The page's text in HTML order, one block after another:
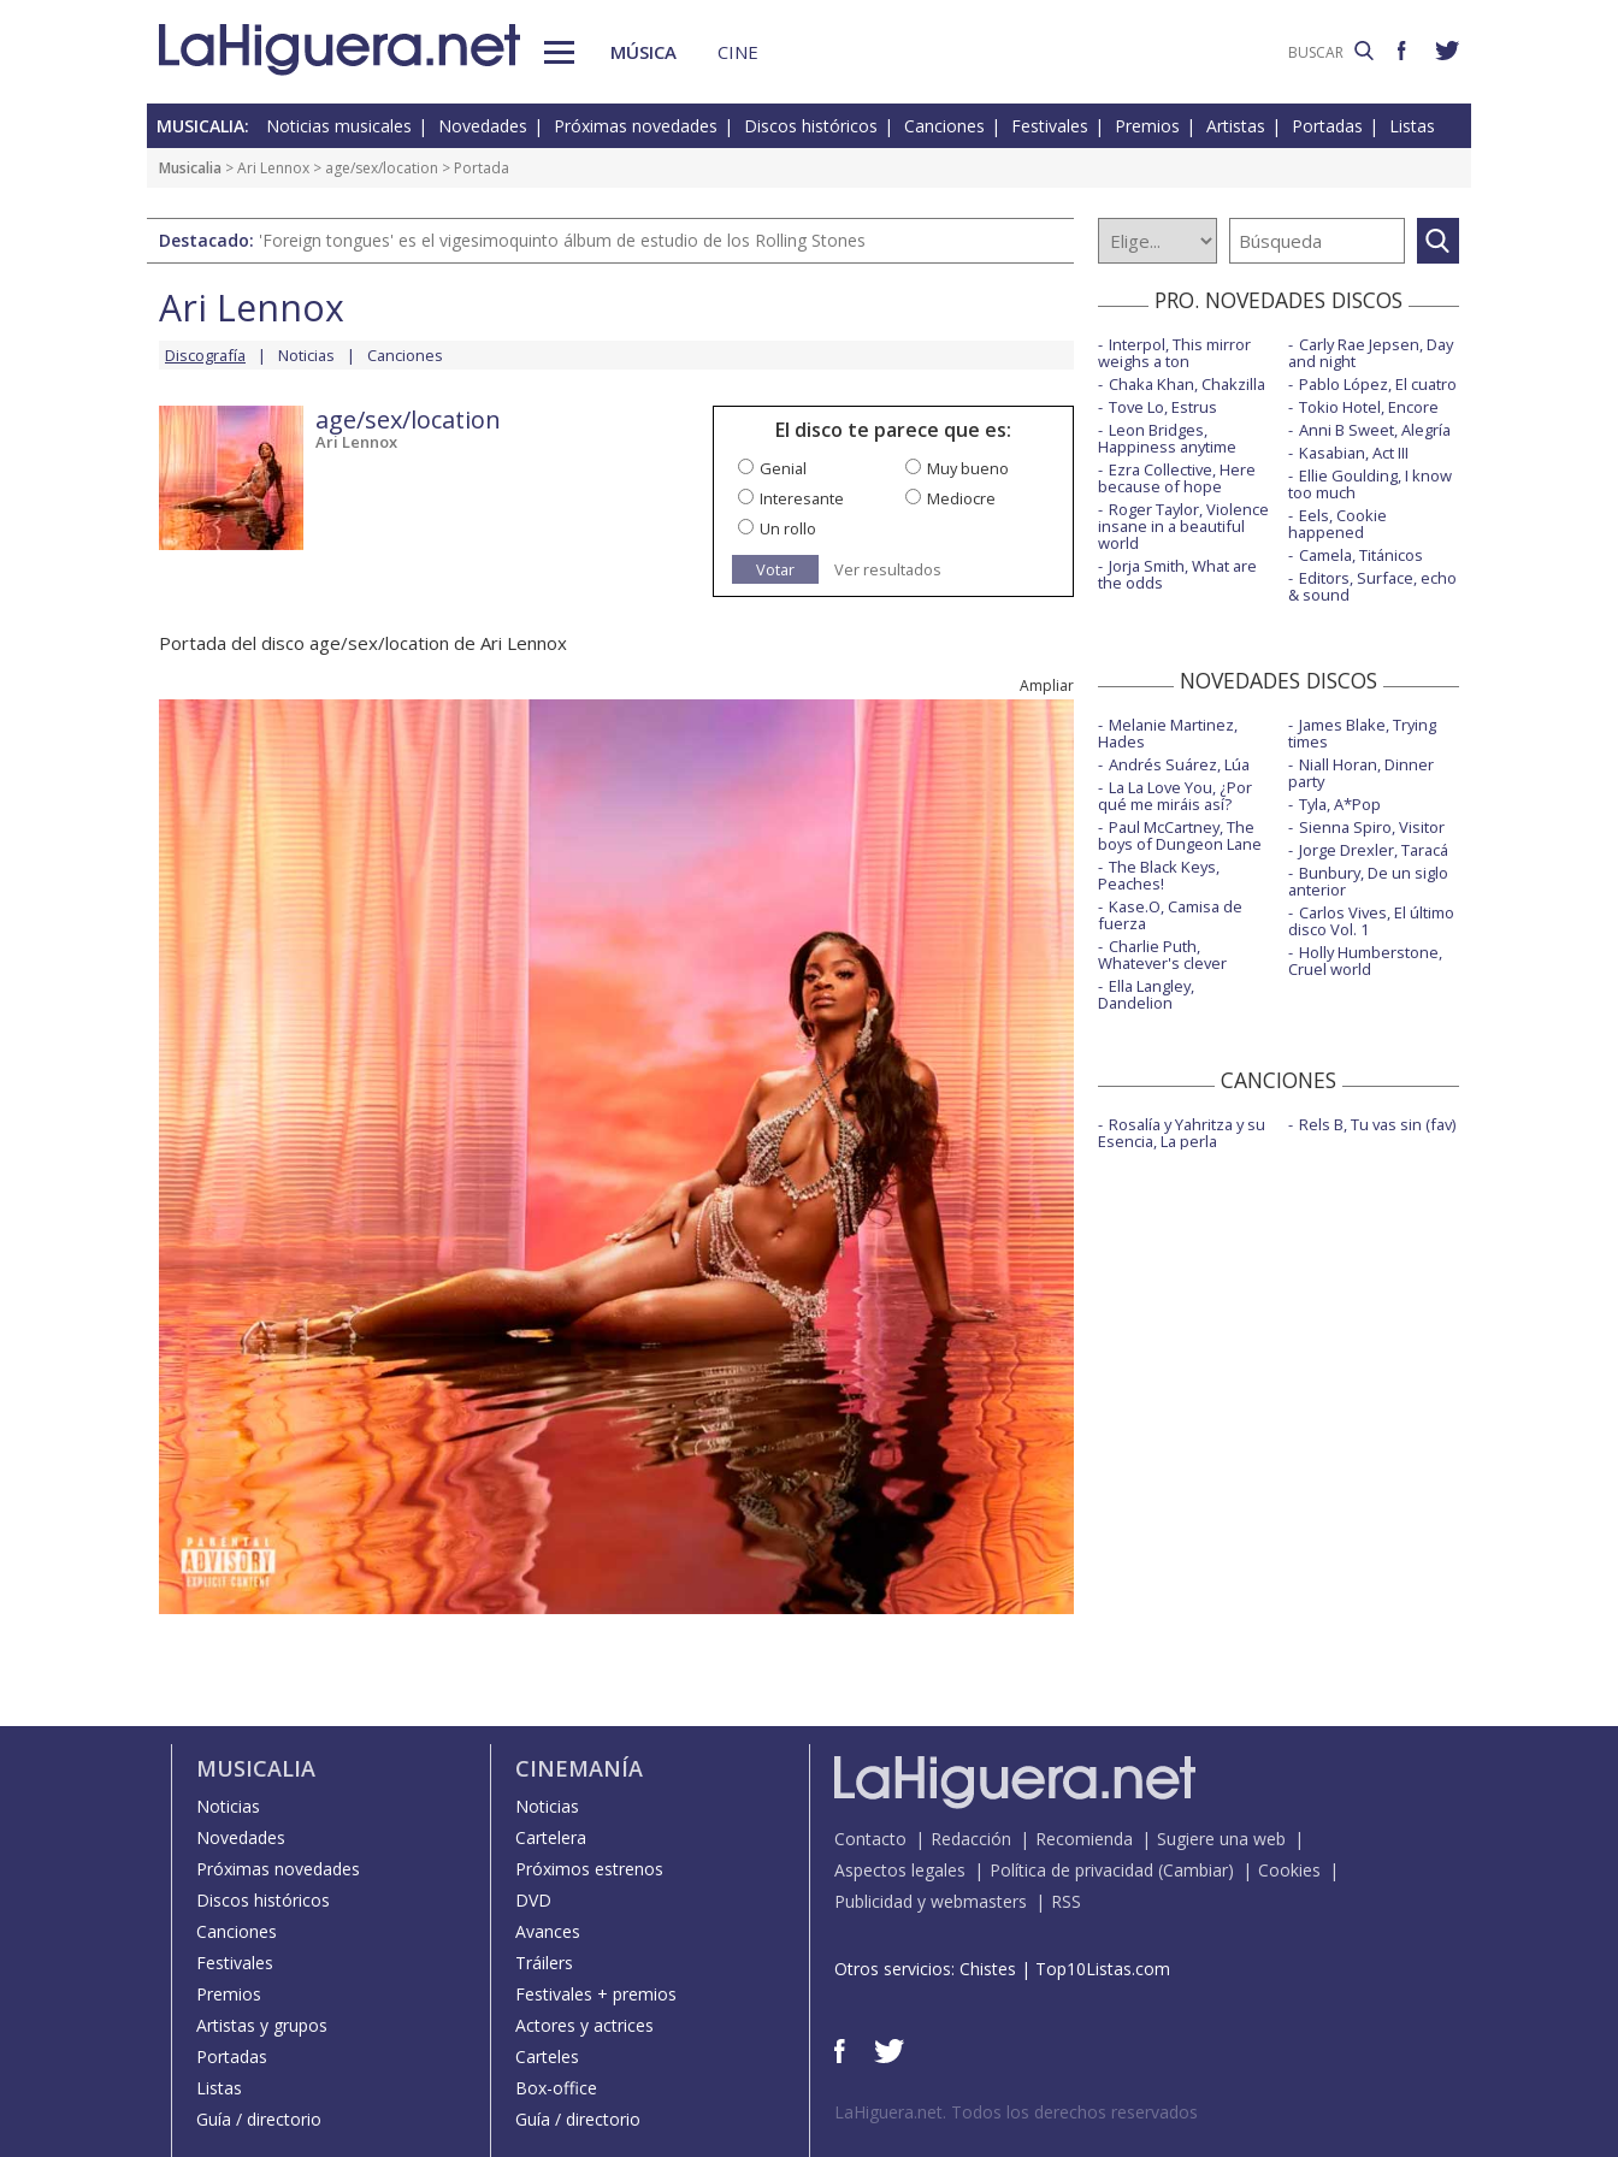
MÚSICA CINE
MUSICALIA: Noticias musicales Novedades Próximas novedades Discos históricos Canciones Festivales Premios Artistas Portadas Listas
Musicalia >Ari Lennox > age/sex/location > Portada
Destacado: 'Foreign tongues' es el vigesimoquinto álbum de estudio de los Rolling Stones
Ari Lennox
Discografía Noticias Canciones
age/sex/location
Ari Lennox El disco te parece que es:
Genial
Muy bueno
Interesante
Mediocre
Un rollo
Votar
Ver resultados
Portada del disco age/sex/location de Ari Lennox
Ampliar
PRO. NOVEDADES DISCOS
Interpol, This mirror
weighs a ton
Chaka Khan, Chakzilla
Tove Lo, Estrus
Leon Bridges,
Happiness anytime
Ezra Collective, Here
because of hope
Roger Taylor, Violence
insane in a beautiful
world
Jorja Smith, What are
the odds
Carly Rae Jepsen, Day
and night
Pablo López, El cuatro
Tokio Hotel, Encore
Anni B Sweet, Alegría
Kasabian, Act III
Ellie Goulding, I know
too much
Eels, Cookie
happened
Camela, Titánicos
Editors, Surface, echo
& sound
NOVEDADES DISCOS
Melanie Martinez,
Hades
Andrés Suárez, Lúa
La La Love You, ¿Por
qué me miráis así?
Paul McCartney, The
boys of Dungeon Lane
The Black Keys,
Peaches!
Kase.O, Camisa de
fuerza
Charlie Puth,
Whatever's clever
Ella Langley,
Dandelion
James Blake, Trying
times
Niall Horan, Dinner
party
Tyla, A*Pop
Sienna Spiro, Visitor
Jorge Drexler, Taracá
Bunbury, De un siglo
anterior
Carlos Vives, El último
disco Vol. 1
Holly Humberstone,
Cruel world
CANCIONES
Rosalía y Yahritza y su
Esencia, La perla
Rels B, Tu vas sin (fav)
MUSICALIA
Noticias
Novedades
Próximas novedades
Discos históricos
Canciones
Festivales
Premios
Artistas y grupos
Portadas
Listas
Guía / directorio
CINEMANÍA
Noticias
Cartelera
Próximos estrenos
DVD
Avances
Tráilers
Festivales + premios
Actores y actrices
Carteles
Box-office
Guía / directorio
Contacto Redacción Recomienda
Sugiere una web
Aspectos legales
Política de privacidad (Cambiar)
Cookies
Publicidad y webmasters
RSS
Otros servicios: Chistes | Top10Listas.com
LaHiguera.net. Todos los derechos reservados